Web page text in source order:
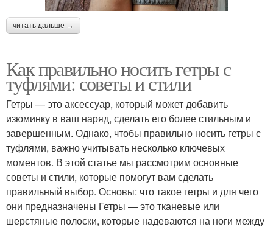
читать дальше →
Как правильно носить гетры с
туфлями: советы и стили
Гетры — это аксессуар, который может добавить
изюминку в ваш наряд, сделать его более стильным и
завершенным. Однако, чтобы правильно носить гетры с
туфлями, важно учитывать несколько ключевых
моментов. В этой статье мы рассмотрим основные
советы и стили, которые помогут вам сделать
правильный выбор. Основы: что такое гетры и для чего
они предназначены Гетры — это тканевые или
шерстяные полоски, которые надеваются на ноги между